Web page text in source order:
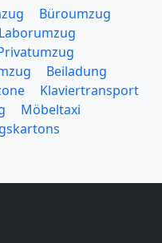
Büroumzug
Laborumzug
Beiladung
Klaviertransport
Möbeltaxi